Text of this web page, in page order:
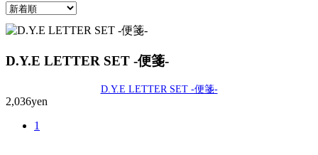
D.Y.E LETTER SET -便箋-
D.Y.E LETTER SET -便箋-
2,036yen
1